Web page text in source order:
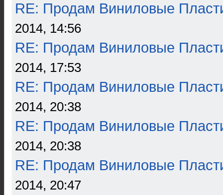
RE: Продам Виниловые
2014, 14:56
RE: Продам Виниловые
2014, 17:53
RE: Продам Виниловые
2014, 20:38
RE: Продам Виниловые
2014, 20:38
RE: Продам Виниловые
2014, 20:47